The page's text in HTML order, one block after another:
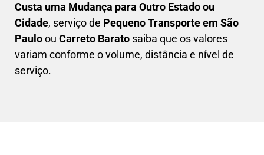
Custa uma Mudança para Outro Estado ou
Cidade, serviço de Pequeno Transporte em São
Pauloou Carreto Barato saiba que os valores
variam conforme o volume, distância e nível de
serviço.